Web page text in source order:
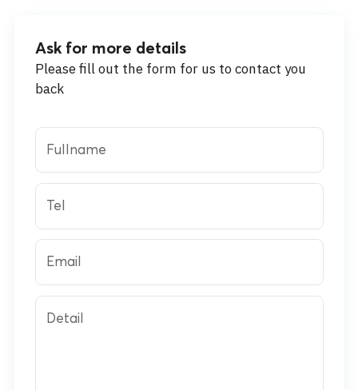
Ask for more details
Please fill out the form for us to contact you
back
Fullname
Tel
Email
Detail